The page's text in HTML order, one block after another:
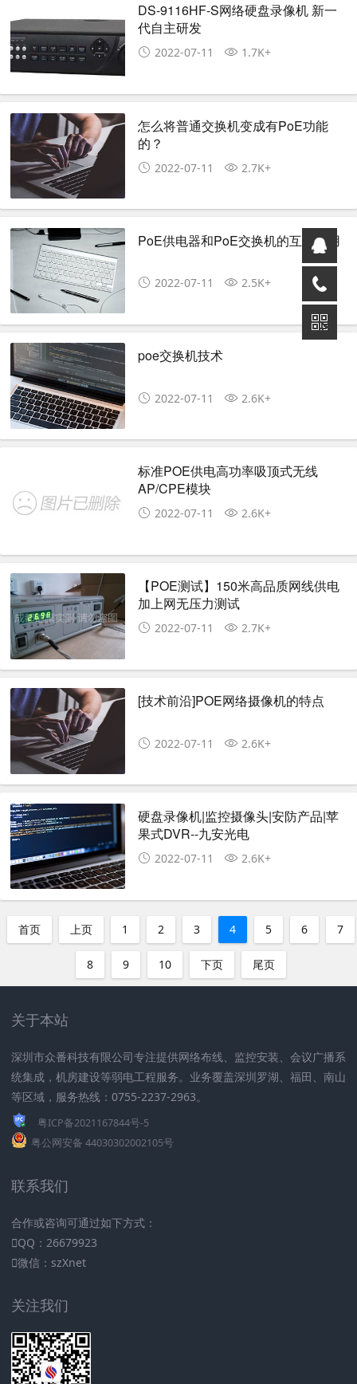
DS-9116HF-S网络硬盘录像机 新一
代自主研发
2022-07-11 1.7K+
怎么将普通交换机变成有PoE功能
的？
2022-07-11 2.7K+
PoE供电器和PoE交换机的互补应用
2022-07-11 2.5K+
poe交换机技术
2022-07-11 2.6K+
标准POE供电高功率吸顶式无线
AP/CPE模块
2022-07-11 2.6K+
【POE测试】150米高品质网线供电
加上网无压力测试
2022-07-11 2.7K+
[技术前沿]POE网络摄像机的特点
2022-07-11 2.6K+
硬盘录像机|监控摄像头|安防产品|苹
果式DVR--九安光电
2022-07-11 2.6K+
首页 上页 1 2 3 4 5 6 7
8 9 10 下页 尾页
关于本站
深圳市众番科技有限公司专注提供网络布线、监控安装、会议广播系
统集成，机房建设等弱电工程服务。业务覆盖深圳罗湖、福田、南山
等区域，服务热线：0755-2237-2963。
粤ICP备2021167844号-5
粤公网安备 44030302002105号
联系我们
合作或咨询可通过如下方式：
QQ：26679923
微信：szXnet
关注我们